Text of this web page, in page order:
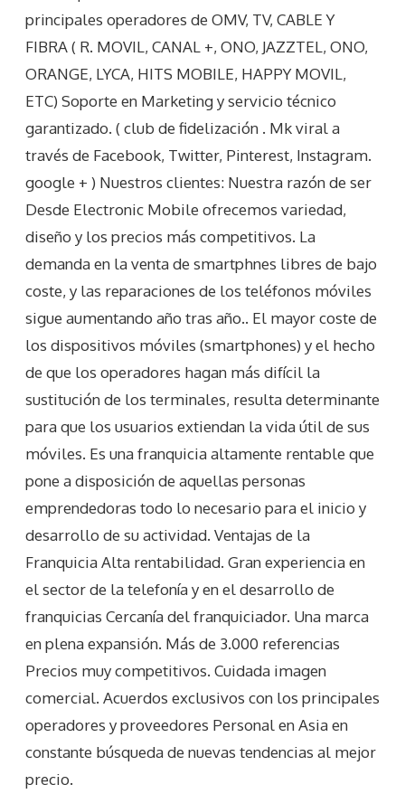
principales operadores de OMV, TV, CABLE Y
FIBRA ( R. MOVIL, CANAL +, ONO, JAZZTEL, ONO,
ORANGE, LYCA, HITS MOBILE, HAPPY MOVIL,
ETC) Soporte en Marketing y servicio técnico
garantizado. ( club de fidelización . Mk viral a
través de Facebook, Twitter, Pinterest, Instagram.
google + ) Nuestros clientes: Nuestra razón de ser
Desde Electronic Mobile ofrecemos variedad,
diseño y los precios más competitivos. La
demanda en la venta de smartphnes libres de bajo
coste, y las reparaciones de los teléfonos móviles
sigue aumentando año tras año.. El mayor coste de
los dispositivos móviles (smartphones) y el hecho
de que los operadores hagan más difícil la
sustitución de los terminales, resulta determinante
para que los usuarios extiendan la vida útil de sus
móviles. Es una franquicia altamente rentable que
pone a disposición de aquellas personas
emprendedoras todo lo necesario para el inicio y
desarrollo de su actividad. Ventajas de la
Franquicia Alta rentabilidad. Gran experiencia en
el sector de la telefonía y en el desarrollo de
franquicias Cercanía del franquiciador. Una marca
en plena expansión. Más de 3.000 referencias
Precios muy competitivos. Cuidada imagen
comercial. Acuerdos exclusivos con los principales
operadores y proveedores Personal en Asia en
constante búsqueda de nuevas tendencias al mejor
precio.